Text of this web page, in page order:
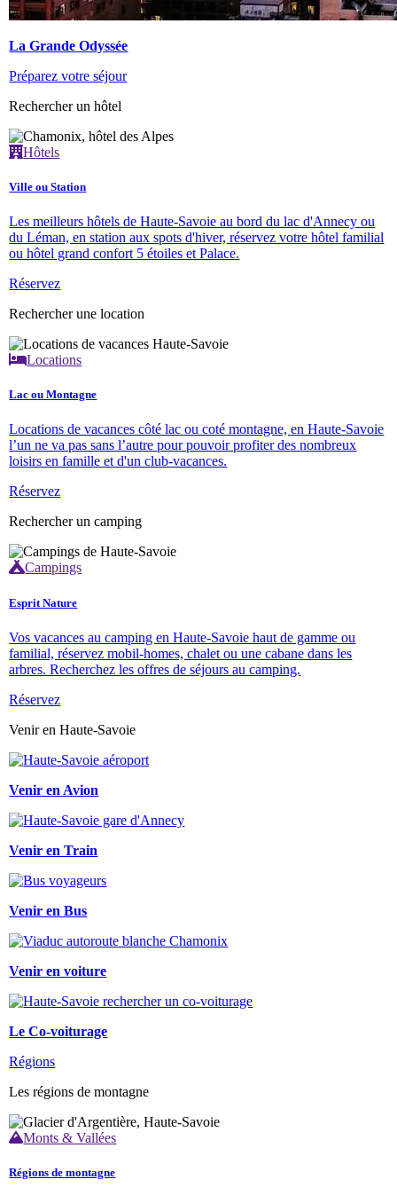
La Grande Odyssée
Préparez votre séjour
Rechercher un hôtel
Hôtels
Ville ou Station
Les meilleurs hôtels de Haute-Savoie au bord du lac d'Annecy ou
du Léman, en station aux spots d'hiver, réservez votre hôtel familial
ou hôtel grand confort 5 étoiles et Palace.
Réservez
Rechercher une location
Locations
Lac ou Montagne
Locations de vacances côté lac ou coté montagne, en Haute-Savoie
l’un ne va pas sans l’autre pour pouvoir profiter des nombreux
loisirs en famille et d'un club-vacances.
Réservez
Rechercher un camping
Campings
Esprit Nature
Vos vacances au camping en Haute-Savoie haut de gamme ou
familial, réservez mobil-homes, chalet ou une cabane dans les
arbres. Recherchez les offres de séjours au camping.
Réservez
Venir en Haute-Savoie
Venir en Avion
Venir en Train
Venir en Bus
Venir en voiture
Le Co-voiturage
Régions
Les régions de montagne
Monts & Vallées
Régions de montagne